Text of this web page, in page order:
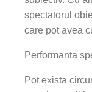
spectatorul
care pot avea
Performanta
Pot exista